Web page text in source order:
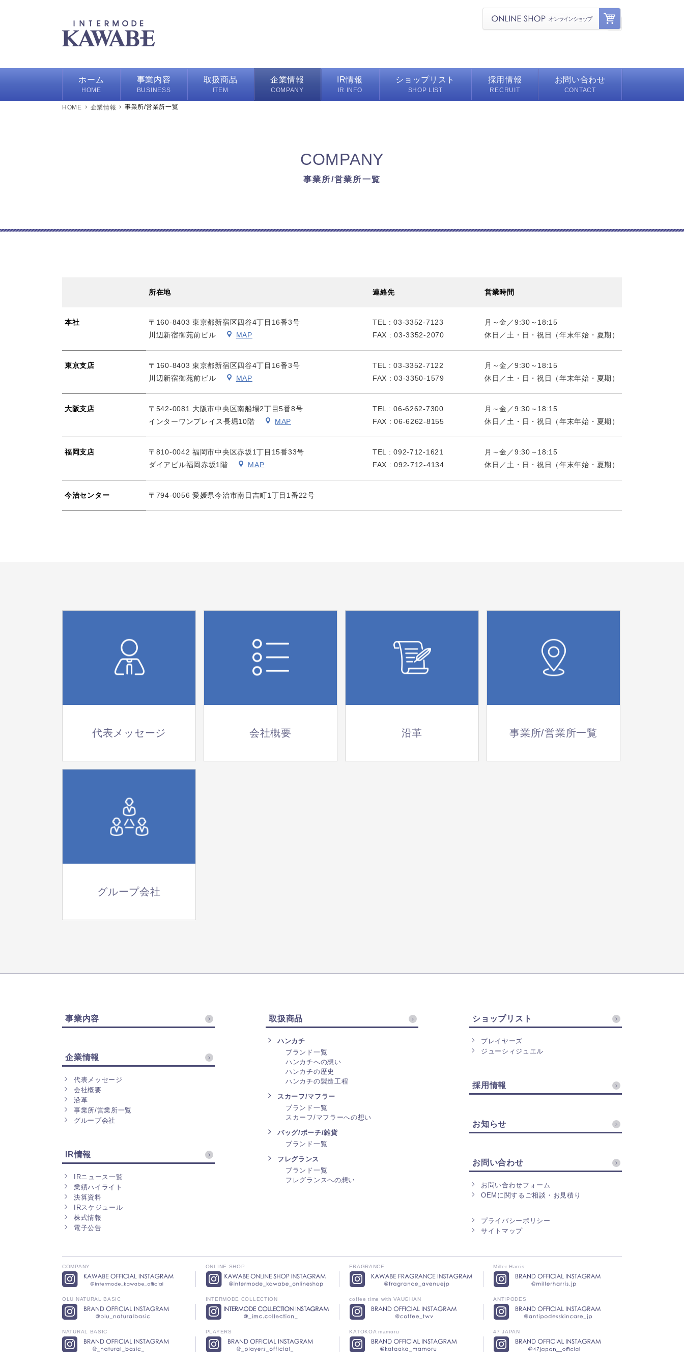
ホーム
HOME
事業内容
BUSINESS
取扱商品
ITEM
企業情報
COMPANY
事業所/営業所一覧
IR情報
IR INFO
IRスケジュール
株式情報
ショップリスト
SHOP LIST
採用情報
RECRUIT
お問い合わせ
CONTACT
企業情報 事業所/営業所一覧
COMPANY
事業所/営業所一覧
所在地 連絡先 営業時間
本社
〒160-8403 東京都新宿区四谷4丁目16番3号
川辺新宿御苑前ビル
MAP
TEL : 03-3352-7123
FAX : 03-3352-2070
月～金／9:30～18:15
休日／土・日・祝日（年末年始・夏期）
東京支店
〒160-8403 東京都新宿区四谷4丁目16番3号
川辺新宿御苑前ビル
MAP
TEL : 03-3352-7122
FAX : 03-3350-1579
月～金／9:30～18:15
休日／土・日・祝日（年末年始・夏期）
大阪支店
〒542-0081 大阪市中央区南船場2丁目5番8号
インターワンプレイス長堀10階
MAP
TEL : 06-6262-7300
FAX : 06-6262-8155
月～金／9:30～18:15
休日／土・日・祝日（年末年始・夏期）
福岡支店
〒810-0042 福岡市中央区赤坂1丁目15番33号
ダイアビル福岡赤坂1階
MAP
TEL : 092-712-1621
FAX : 092-712-4134
月～金／9:30～18:15
休日／土・日・祝日（年末年始・夏期）
今治センター 〒794-0056 愛媛県今治市南日吉町1丁目1番22号
代表メッセージ 会社概要 沿革 事業所/営業所一覧
グループ会社
事業内容
企業情報
代表メッセージ
会社概要
沿革
事業所/営業所一覧
グループ会社
IR情報
IRニュース一覧
業績ハイライト
決算資料
IRスケジュール
株式情報
電子公告
取扱商品
ハンカチ
ブランド一覧
ハンカチへの想い
ハンカチの歴史
ハンカチの製造工程
スカーフ/マフラー
ブランド一覧
スカーフ/マフラーへの想い
バッグ/ポーチ/雑貨
ブランド一覧
フレグランス
ブランド一覧
フレグランスへの想い
ショップリスト
プレイヤーズ
ジューシィジュエル
採用情報
お知らせ
お問い合わせ
お問い合わせフォーム
OEMに関するご相談・お見積り
プライバシーポリシー
サイトマップ
COMPANY ONLINE SHOP FRAGRANCE Miller Harris
OLU NATURAL BASIC INTERMODE COLLECTION coffee time with VAUGHAN ANTIPODES
NATURAL BASIC PLAYERS KATOKOA mamoru 47 JAPAN